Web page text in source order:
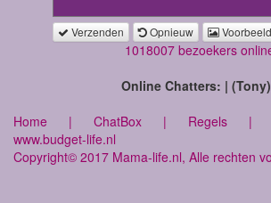
Verzenden Opnieuw Voorbeeld
1018007 bezoekers
Online Chatters: |
Home | ChatBox | Regels |
www.budget-life.nl
Copyright© 2017 Mama-life.nl, Alle rechten